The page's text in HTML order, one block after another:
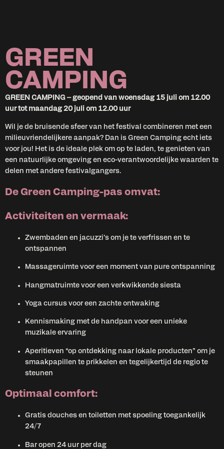
GREEN
CAMPING
GREEN CAMPING – geopend van woensdag 15 juli om 12.00
uur tot maandag 20 juli om 12.00 uur
Wil je de bruisende sfeer van het festival combineren met een
milieuvriendelijkere aanpak? Dan is Green Camping echt iets
voor jou! Het is de ideale plek om op te laden, te genieten van
een natuurlijke omgeving en eco-verantwoordelijke waarden te
delen met andere festivalgangers.
De Green Camping-pas omvat:
Activiteiten en vermaak:
Zwembaden en jacuzzi’s om je te verfrissen en te
ontspannen
Massageruimte voor een moment van pure ontspanning
Hangmatruimte voor een verkwikkende siesta
Yoga cursus voor een zachte ontwaking
Kennismaking met de handpan voor een unieke
muzikale ervaring
Aperitieven “op ontdekking naar lokale producten” om je
smaakpapillen te prikkelen en tegelijkertijd de regio te
steunen
Optimaal comfort:
Gratis douches en toiletten met spoeling toegankelijk
24/7
Bar open 24 uur per dag